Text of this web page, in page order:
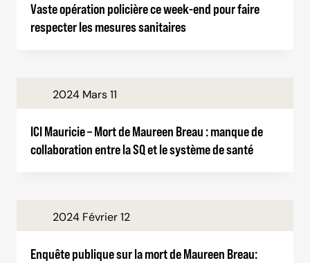
Vaste opération policière ce week-end pour faire
respecter les mesures sanitaires
2024 Mars 11
ICI Mauricie – Mort de Maureen Breau : manque de
collaboration entre la SQ et le système de santé
2024 Février 12
Enquête publique sur la mort de Maureen Breau: